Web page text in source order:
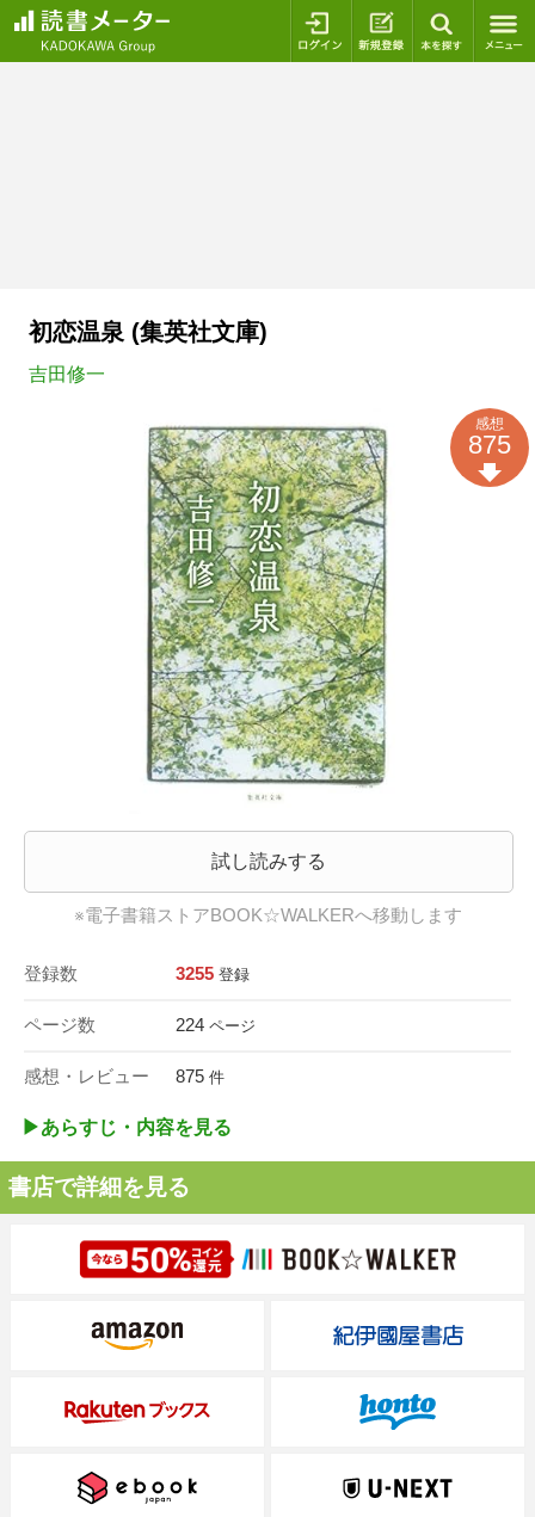
ログイン 新規登録
初恋温泉 (集英社文庫)
吉田修一
試し読みする
※電子書籍ストアBOOK☆WALKERへ移動します
登録数 3255 登録
ページ数 224 ページ
感想・レビュー 875 件
感想
875
▶︎あらすじ・内容を見る
書店で詳細を見る